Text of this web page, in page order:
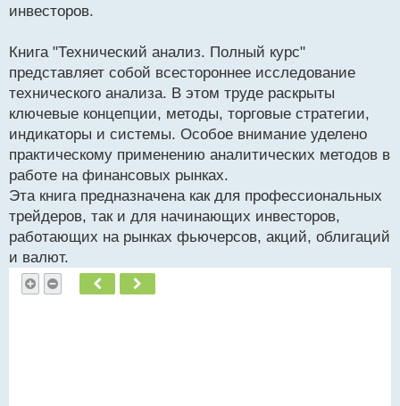
инвесторов.
Книга "Технический анализ. Полный курс"
представляет собой всестороннее исследование
технического анализа. В этом труде раскрыты
ключевые концепции, методы, торговые стратегии,
индикаторы и системы. Особое внимание уделено
практическому применению аналитических методов в
работе на финансовых рынках.
Эта книга предназначена как для профессиональных
трейдеров, так и для начинающих инвесторов,
работающих на рынках фьючерсов, акций, облигаций
и валют.
Пред.